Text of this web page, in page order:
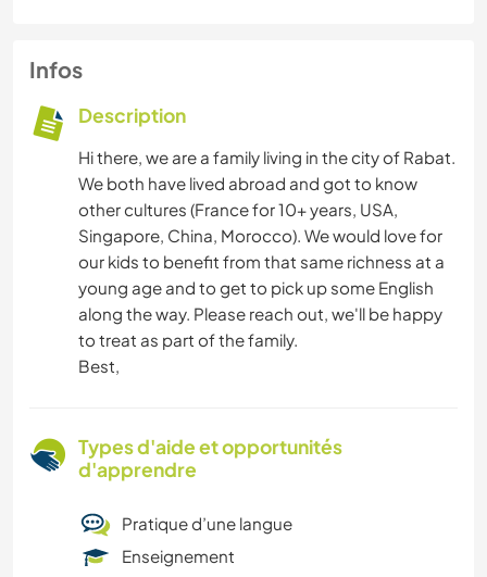
Infos
Description
Hi there, we are a family living in the city of Rabat.
We both have lived abroad and got to know
other cultures (France for 10+ years, USA,
Singapore, China, Morocco). We would love for
our kids to benefit from that same richness at a
young age and to get to pick up some English
along the way. Please reach out, we'll be happy
to treat as part of the family.
Best,
Types d'aide et opportunités
d'apprendre
Pratique d’une langue
Enseignement